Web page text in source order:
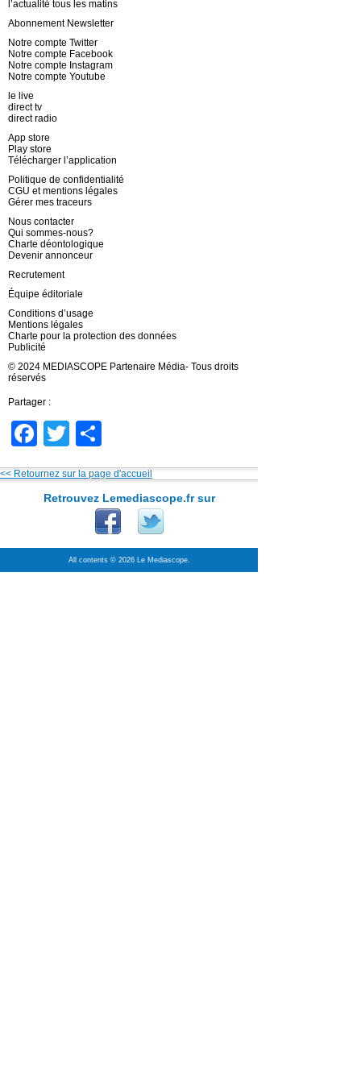
l’actualité tous les matins
Abonnement Newsletter
Notre compte Twitter
Notre compte Facebook
Notre compte Instagram
Notre compte Youtube
le live
direct tv
direct radio
App store
Play store
Télécharger l’application
Politique de confidentialité
CGU et mentions légales
Gérer mes traceurs
Nous contacter
Qui sommes-nous?
Charte déontologique
Devenir annonceur
Recrutement
Équipe éditoriale
Conditions d’usage
Mentions légales
Charte pour la protection des données
Publicité
© 2024 MEDIASCOPE Partenaire Média- Tous droits
réservés
Partager :
Facebook
Twitter
<< Retournez sur la page d'accueil
Retrouvez Lemediascope.fr sur
All contents © 2026 Le Mediascope.